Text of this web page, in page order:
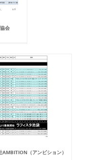
会
（アンビション）